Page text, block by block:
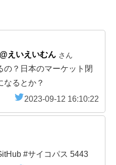
えいえいむん さん
の？日本のマーケット閉
なるとか？
2023-09-12 16:10:22
#サイコパス 5443